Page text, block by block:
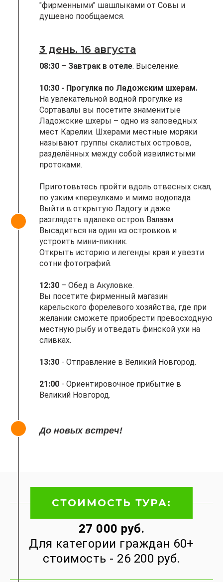
"фирменными" шашлыками от Совы и
душевно пообщаемся.
3 день. 16 августа
08:30 – Завтрак в отеле. Выселение.
10:30 - Прогулка по Ладожским шхерам.
На увлекательной водной прогулке из
Сортавалы вы посетите знаменитые
Ладожские шхеры – одно из заповедных
мест Карелии. Шхерами местные моряки
называют группы скалистых островов,
разделённых между собой извилистыми
протоками.
Приготовьтесь пройти вдоль отвесных скал,
по узким «переулкам» и мимо водопада
Выйти в открытую Ладогу и даже
разглядеть вдалеке остров Валаам.
Высадиться на один из островков и
устроить мини-пикник.
Открыть историю и легенды края и увезти
сотни фотографий.
12:30 – Обед в Акуловке.
Вы посетите фирменный магазин
карельского форелевого хозяйства, где при
желании сможете приобрести превосходную
местную рыбу и отведать финской ухи на
сливках.
13:30 - Отправление в Великий Новгород.
21:00 - Ориентировочное прибытие в
Великий Новгород.
До новых встреч!
СТОИМОСТЬ ТУРА:
27 000 руб.
Для категории граждан 60+
стоимость - 26 200 руб.